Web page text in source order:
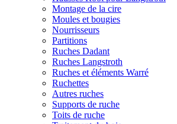
Montage de la cire
Moules et bougies
Nourrisseurs
Partitions
Ruches Dadant
Ruches Langstroth
Ruches et éléments Warré
Ruchettes
Autres ruches
Supports de ruche
Toits de ruche